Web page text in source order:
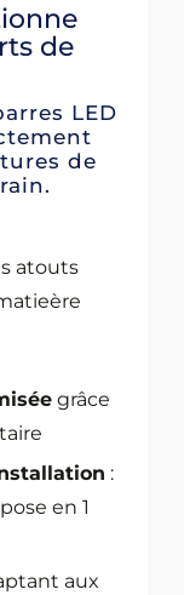
de
LED
de
atouts
grâce
:
en 1
aux